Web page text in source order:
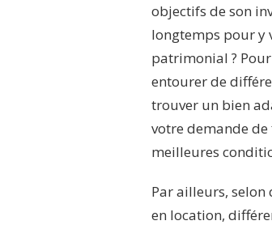
objectifs de son
longtemps pour y
patrimonial ?
entourer de
trouver un bien
votre demande
meilleures
Par ailleurs, selon
en location,